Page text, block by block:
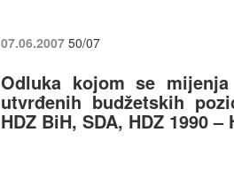
07.06.2007 50/07
Odluka kojom se
utvrđenih budžetskih
HDZ BiH, SDA, HDZ 1990